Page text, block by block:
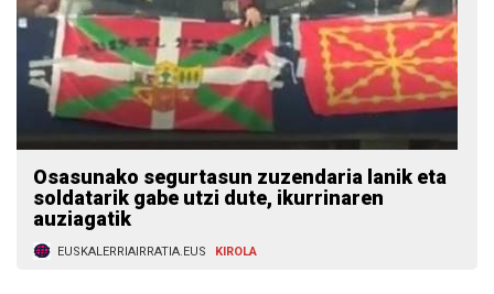
Osasunako segurtasun zuzendaria lanik eta
soldatarik gabe utzi dute, ikurrinaren
auziagatik
EUSKALERRIAIRRATIA.EUS KIROLA